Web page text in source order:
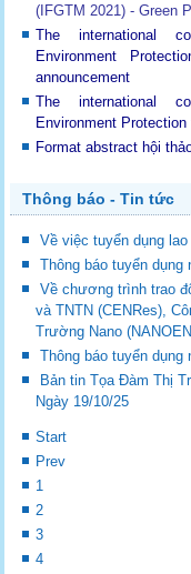
(IFGTM 2021) - Green
The international
Environment
announcement
The international
Environment
Format abstract hội
Thông báo - Tin tức
Về việc tuyển dụng
Thông báo tuyển dụng
Về chương trình trao
và TNTN (CENRes),
Trường Nano
Thông báo tuyển dụng
Bản tin Tọa Đàm Thị
Ngày 19/10/25
Start
Prev
1
2
3
4